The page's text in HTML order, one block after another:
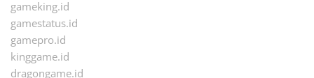
gameking.id
gamestatus.id
gamepro.id
kinggame.id
dragongame.id